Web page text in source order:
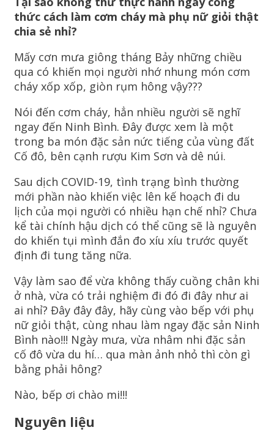
thức cách làm cơm cháy mà phụ nữ giỏi thật
chia sẻ nhỉ?
Mấy cơn mưa giông tháng Bảy những chiều
qua có khiến mọi người nhớ nhung món cơm
cháy xốp xốp, giòn rụm hông vậy???
Nói đến cơm cháy, hẳn nhiều người sẽ nghĩ
ngay đến Ninh Bình. Đây được xem là một
trong ba món đặc sản nức tiếng của vùng đất
Cố đô, bên cạnh rượu Kim Sơn và dê núi.
Sau dịch COVID-19, tình trạng bình thường
mới phần nào khiến việc lên kế hoạch đi du
lịch của mọi người có nhiều hạn chế nhỉ? Chưa
kể tài chính hậu dịch có thể cũng sẽ là nguyên
do khiến tụi mình đắn đo xíu xíu trước quyết
định đi tung tăng nữa.
Vậy làm sao để vừa không thấy cuồng chân khi
ở nhà, vừa có trải nghiệm đi đó đi đây như ai
ai nhỉ? Đây đây đây, hãy cùng vào bếp với phụ
nữ giỏi thật, cùng nhau làm ngay đặc sản Ninh
Bình nào!!! Ngày mưa, vừa nhâm nhi đặc sản
cố đô vừa du hí… qua màn ảnh nhỏ thì còn gì
bằng phải hông?
Nào, bếp ơi chào mi!!!
Nguyên liệu